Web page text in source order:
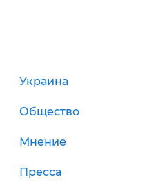
Украина
Общество
Мнение
Пресса